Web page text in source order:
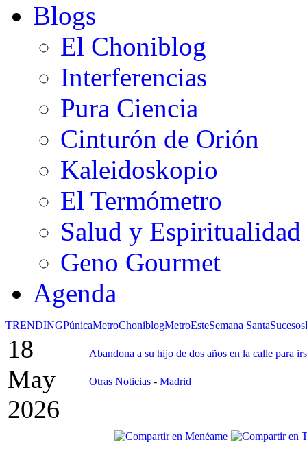
Blogs
El Choniblog
Interferencias
Pura Ciencia
Cinturón de Orión
Kaleidoskopio
El Termómetro
Salud y Espiritualidad
Geno Gourmet
Agenda
TRENDINGPúnicaMetroChoniblogMetroEsteSemana SantaSucesos
18
May
2026
Abandona a su hijo de dos años en la calle para
Otras Noticias - Madrid